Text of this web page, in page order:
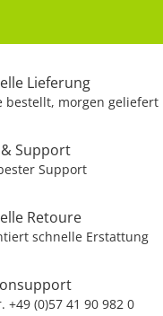
Lieferung
bestellt, morgen geliefert
Support
Support
Retoure
schnelle Erstattung
+49 (0)57 41 90 982 0